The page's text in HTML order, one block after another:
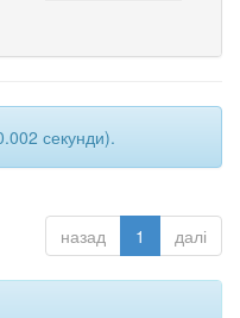
секунди).
назад 1 далі